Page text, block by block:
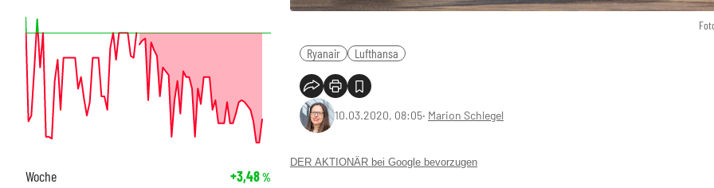
Ryanair Lufthansa
10.03.2020, 08:05‧ Marion Schlegel
DER AKTIONÄR bei Google bevorzugen
Woche +3,48%